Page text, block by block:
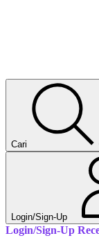
Cari
Login/Sign-Up
Login/Sign-Up